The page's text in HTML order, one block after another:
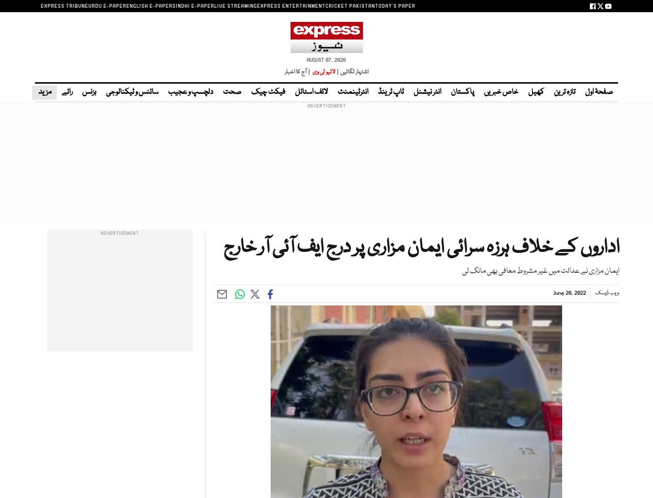
EXPRESS TRIBUNEURDU E-PAPERENGLISH E-PAPERSINDHI E-PAPERLIVE STREAMINGEXPRESS ENTERTAINMENTCRICKET PAKISTANTODAY'S PAPER
AUGUST 07, 2026
اشتہار لگائیں | لائیو ٹی وی | آج کا اخبار
صفحۂ اول تازہ ترین کھیل خاص خبریں پاکستان انٹر نیشنل ٹاپ ٹرینڈ انٹرٹینمنٹ لائف اسٹائل فیکٹ چیک صحت دلچسپ و عجیب سائنس و ٹیکنالوجی بزنس رائے مزید
اداروں کے خلاف ہرزہ سرائی ایمان مزاری پر درج ایف آئی آر خارج
ایمان مزاری نے عدالت میں غیر مشروط معافی بھی مانگ لی
ویب ڈیسک June 20, 2022